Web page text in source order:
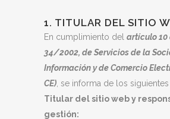
1. TITULAR DEL SITIO
En cumplimiento del artículo 10
34/2002, de Servicios de la
Información y de Comercio
CE) , se informa de los
Titular del sitio web y
gestión: